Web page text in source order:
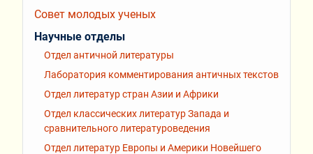
Совет молодых ученых
Научные отделы
Отдел античной литературы
Лаборатория комментирования античных текстов
Отдел литератур стран Азии и Африки
Отдел классических литератур Запада и
сравнительного литературоведения
Отдел литератур Европы и Америки Новейшего